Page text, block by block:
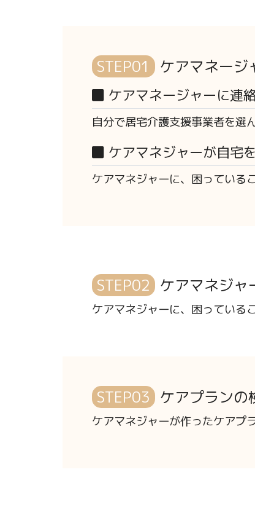
STEP01 ケアマネージ
ケアマネージャーに連
自分で居宅介護支援事業者を選
ケアマネジャーが自宅
ケアマネジャーに、困っている
STEP02 ケアマネジャ
ケアマネジャーに、困っている
STEP03 ケアプランの
ケアマネジャーが作ったケアプ